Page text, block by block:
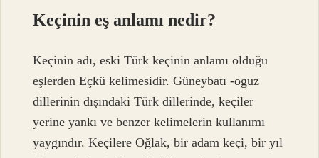
Keçinin eş anlamı nedir?
Keçinin adı, eski Türk keçinin anlamı olduğu
eşlerden Eçkü kelimesidir. Güneybatı -oguz
dillerinin dışındaki Türk dillerinde, keçiler
yerine yankı ve benzer kelimelerin kullanımı
yaygındır. Keçilere Oğlak, bir adam keçi, bir yıl